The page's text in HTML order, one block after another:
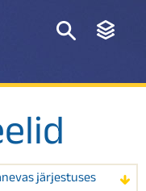
järjestuses